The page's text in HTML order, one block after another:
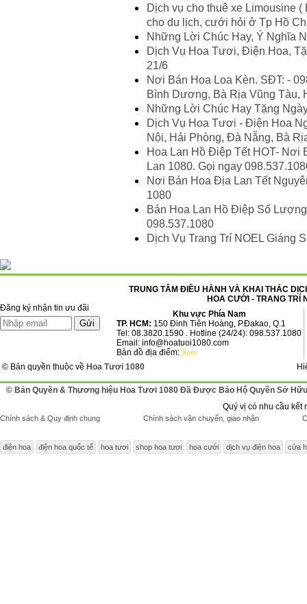
Dịch vụ cho thuê xe Limousine
cho du lịch, cưới hỏi ở Tp Hồ
Những Lời Chúc Hay, Ý Nghĩa
Dịch Vụ Hoa Tươi, Điện Hoa,
21/6
Nơi Bán Hoa Loa Kèn. SĐT: -
Bình Dương, Bà Rịa Vũng Tàu,
Những Lời Chúc Hay Tặng
Dịch Vụ Hoa Tươi - Điện Hoa
Nội, Hải Phòng, Đà Nẵng, Bà
Hoa Lan Hồ Điệp Tết HOT- Nơi
Lan 1080. Gọi ngay
Nơi Bán Hoa Địa Lan Tết
1080
Bán Hoa Lan Hồ Điệp Số
098.537.1080
Dịch Vụ Trang Trí NOEL Giáng
Đăng ký nhận tin ưu đãi
TRUNG TÂM ĐIỀU HÀNH VÀ KHAI THÁC
HOA CƯỚI - TRANG TRÍ
Khu vực Phía Nam
TP. HCM: 150 Đinh Tiên Hoàng, P.Đakao, Q.1
Tel: 08.3820.1590 . Hotline (24/24): 098.537.1080
Email: info@hoatuoi1080.com
Bản đồ địa điểm: Xem
© Bản quyền thuộc về Hoa Tươi 1080
© Bản Quyền & Thương hiệu Hoa Tươi 1080 Đã Được Bảo Hộ Quyền Sở Hữu
Quý vị có nhu cầu kết
Chính sách & Quy định chung Chính sách vận chuyển, giao nhận
điện hoa điện hoa quốc tế hoa tươi shop hoa tươi hoa cưới dịch vụ điện hoa cửa